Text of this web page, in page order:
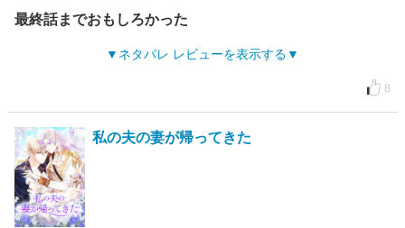
最終話までおもしろかった
ネタバレ レビューを表示する
8
私の夫の妻が帰ってきた